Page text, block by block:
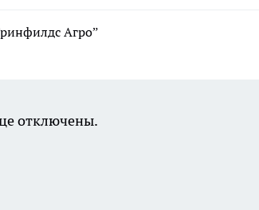
Агро”
отключены.